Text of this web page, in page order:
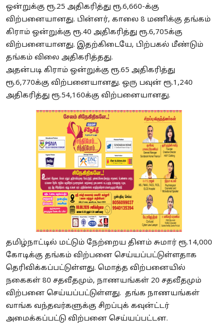
ஒன்றுக்கு ரூ.25 அதிகரித்து ரூ.6,660-க்கு
விற்பனையானது. பின்னர், காலை 8 மணிக்கு தங்கம்
கிராம் ஒன்றுக்கு ரூ.40 அதிகரித்து ரூ.6,705க்கு
விற்பனையானது. இதற்கிடையே, பிற்பகல் மீண்டும்
தங்கம் விலை அதிகரித்தது.
அதன்படி கிராம் ஒன்றுக்கு ரூ.65 அதிகரித்து
ரூ.6,770க்கு விற்பனையானது. ஒரு பவுன் ரூ.1,240
அதிகரித்து ரூ.54,160க்கு விற்பனையானது.
தமிழ்நாட்டில் மட்டும் நேற்றைய தினம் சுமார் ரூ.14,000
கோடிக்கு தங்கம் விற்பனை செய்யப்பட்டுள்ளதாக
தெரிவிக்கப்பட்டுள்ளது. மொத்த விற்பனையில்
நகைகள் 80 சதவீதமும், நாணயங்கள் 20 சதவீதமும்
விற்பனை செய்யப்பட்டுள்ளது. தங்க நாணயங்கள்
வாங்க வந்தவர்களுக்கு சிறப்புக் கவுன்ட்டர்
அமைக்கப்பட்டு விற்பனை செய்யப்பட்டன.